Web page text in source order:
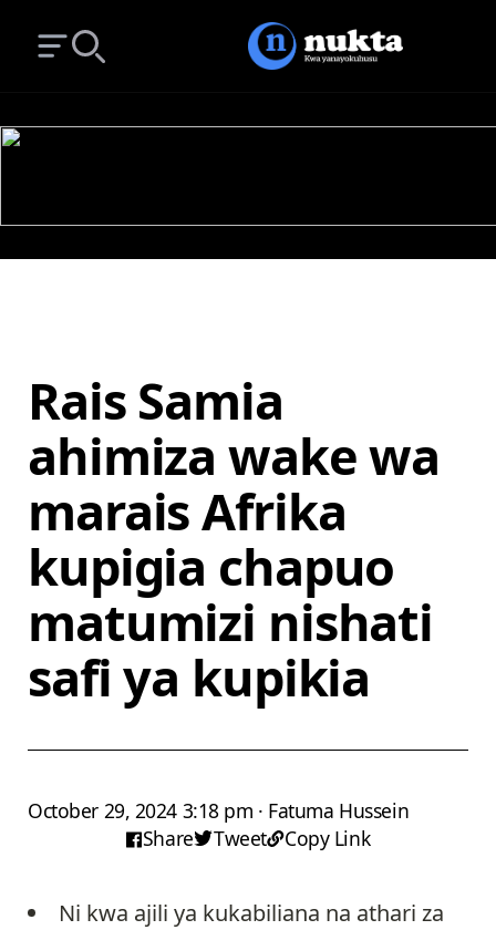
Open main menu
Rais Samia
ahimiza wake wa
marais Afrika
kupigia chapuo
matumizi nishati
safi ya kupikia
October 29, 2024 3:18 pm · Fatuma Hussein
Share
Tweet Copy Link
Ni kwa ajili ya kukabiliana na athari za